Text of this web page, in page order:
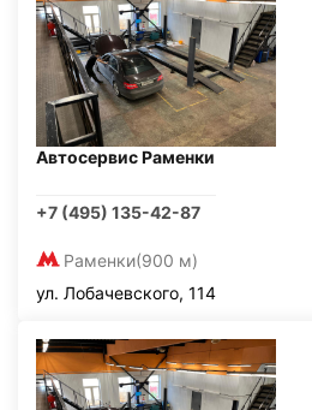
Автосервис Раменки
+7 (495) 135-42-87
Раменки(900 м)
ул. Лобачевского, 114